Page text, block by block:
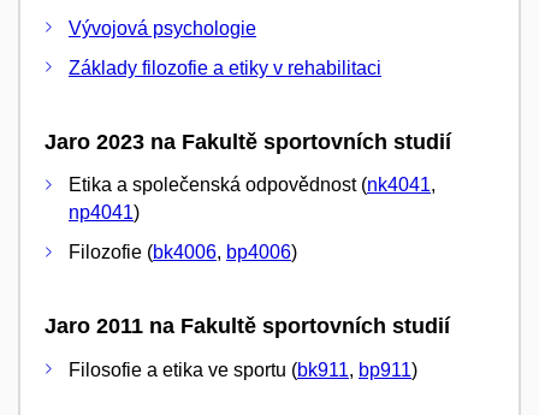
Vývojová psychologie
Základy filozofie a etiky v rehabilitaci
Jaro 2023 na Fakultě sportovních studií
Etika a společenská odpovědnost (nk4041,
np4041)
Filozofie (bk4006, bp4006)
Jaro 2011 na Fakultě sportovních studií
Filosofie a etika ve sportu (bk911, bp911)